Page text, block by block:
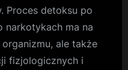
Proces detoksu po
narkotykach ma na
ale także
fizjologicznych i